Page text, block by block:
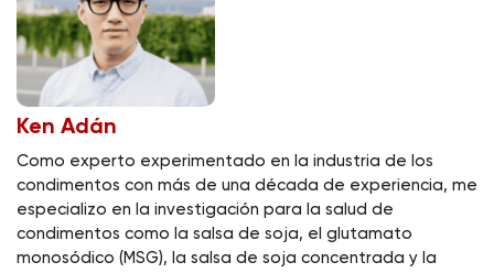
Ken Adán
Como experto experimentado en la industria de los
condimentos con más de una década de experiencia, me
especializo en la investigación para la salud de
condimentos como la salsa de soja, el glutamato
monosódico (MSG), la salsa de soja concentrada y la